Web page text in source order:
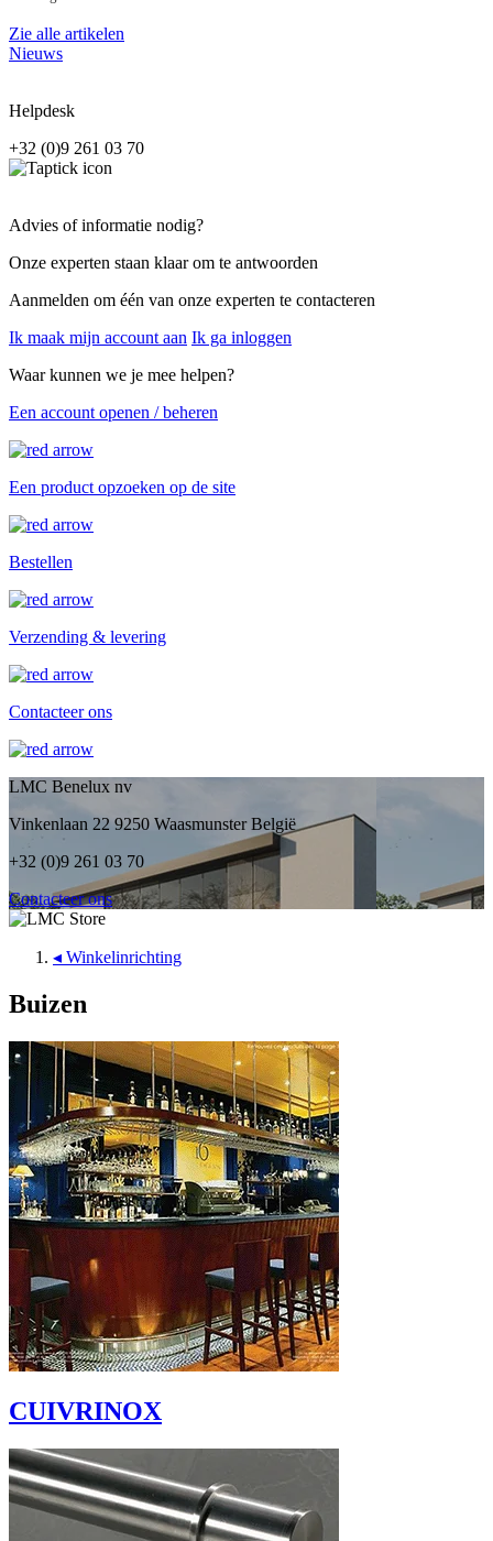
Zie alle artikelen
Nieuws
Helpdesk
+32 (0)9 261 03 70
Advies of informatie nodig?
Onze experten staan klaar om te antwoorden
Aanmelden om één van onze experten te contacteren
Ik maak mijn account aan Ik ga inloggen
Waar kunnen we je mee helpen?
Een account openen / beheren
Een product opzoeken op de site
Bestellen
Verzending & levering
Contacteer ons
LMC Benelux nv
Vinkenlaan 22 9250 Waasmunster België
+32 (0)9 261 03 70
Contacteer ons
◂ Winkelinrichting
Buizen
CUIVRINOX